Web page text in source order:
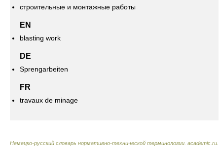
строительные и монтажные работы
EN
blasting work
DE
Sprengarbeiten
FR
travaux de minage
Немецко-русский словарь нормативно-технической терминологии academic.ru